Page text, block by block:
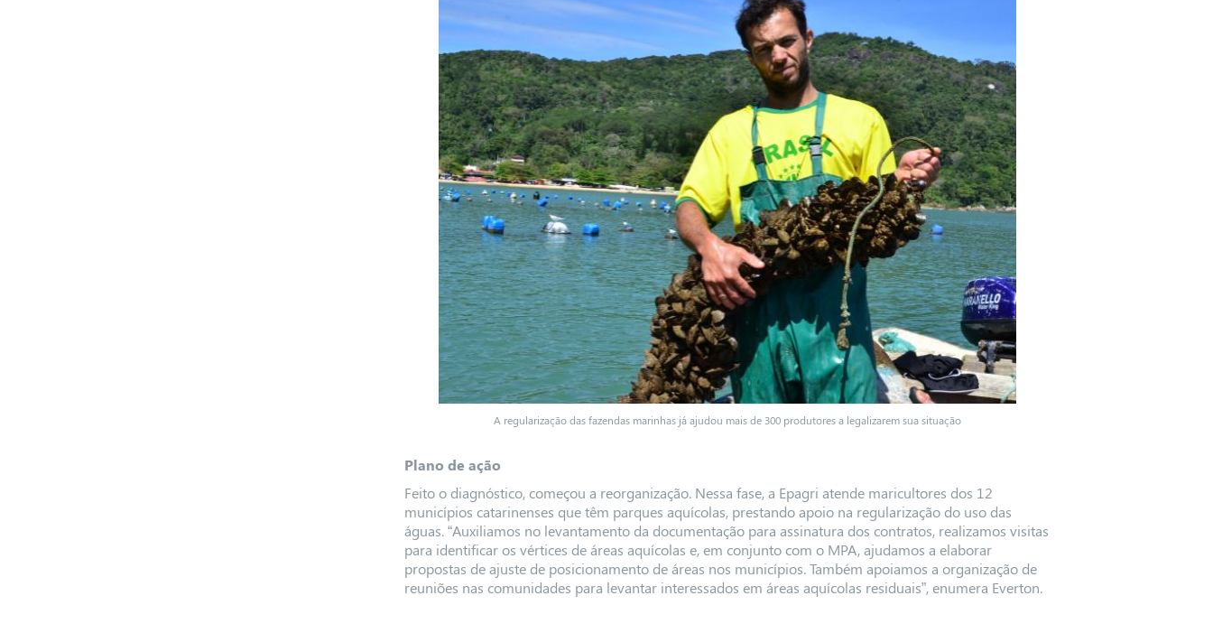
A regularização das fazendas marinhas já ajudou mais de 300 produtores a legalizarem sua situação
Plano de ação
Feito o diagnóstico, começou a reorganização. Nessa fase, a Epagri atende maricultores dos 12
municípios catarinenses que têm parques aquícolas, prestando apoio na regularização do uso das
águas. “Auxiliamos no levantamento da documentação para assinatura dos contratos, realizamos visitas
para identificar os vértices de áreas aquícolas e, em conjunto com o MPA, ajudamos a elaborar
propostas de ajuste de posicionamento de áreas nos municípios. Também apoiamos a organização de
reuniões nas comunidades para levantar interessados em áreas aquícolas residuais”, enumera Everton.